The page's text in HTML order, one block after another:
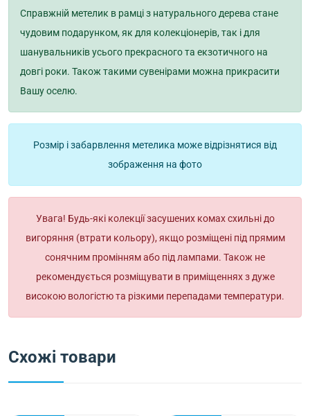
Справжній метелик в рамці з натурального дерева стане
чудовим подарунком, як для колекціонерів, так і для
шанувальників усього прекрасного та екзотичного на
довгі роки. Також такими сувенірами можна прикрасити
Вашу оселю.
Розмір і забарвлення метелика може відрізнятися від
зображення на фото
Увага! Будь-які колекції засушених комах схильні до
вигоряння (втрати кольору), якщо розміщені під прямим
сонячним промінням або під лампами. Також не
рекомендується розміщувати в приміщеннях з дуже
високою вологістю та різкими перепадами температури.
Схожі товари